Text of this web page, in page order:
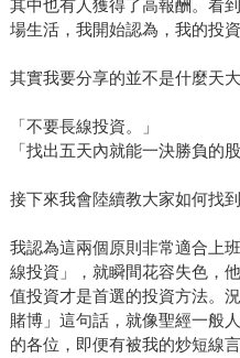
其中也有人獲得了高報酬。看
場生活，我開始認為，我的投
其實我要分享的並不是什麼天大
「不要長線投資。」
「找出五天內就能一決勝負的股
接下來我會陸續教大家如何找
我認為這兩個原則非常適合上
線投資」，就瞬間花容失色，
值投資才是首選的投資方法。
賭博」這句話，就像聖經一般
的各位，即便有被我的炒短線